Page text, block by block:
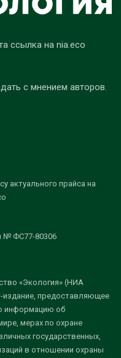
ссылка на nia.eco
с мнением авторов.
актуального прайса на
№ ФС77-80306
«Экология» (НИА
издание, предоставляющее
информацию об
мерах по охране
государственных,
в отношении охраны